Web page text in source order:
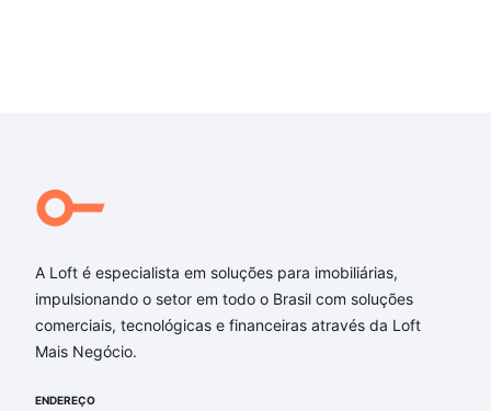
A Loft é especialista em soluções para imobiliárias,
impulsionando o setor em todo o Brasil com soluções
comerciais, tecnológicas e financeiras através da Loft
Mais Negócio.
ENDEREÇO